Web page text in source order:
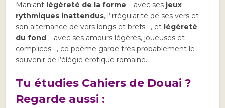
Maniant légèreté de la forme – avec ses jeux
rythmiques inattendus, l’irrégularité de ses vers et
son alternance de vers longs et brefs –, et légèreté
du fond– avec ses amours légères, joueuses et
complices –, ce poème garde très probablement le
souvenir de l’élégie érotique romaine.
Tu étudies Cahiers de Douai ?
Regarde aussi :